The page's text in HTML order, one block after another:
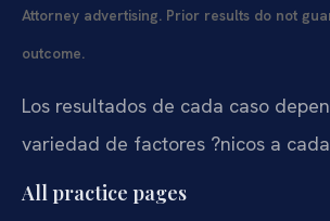
Attorney advertising. Prior results do not
outcome.
Los resultados de cada caso
variedad de factores ?nicos a
All practice pages